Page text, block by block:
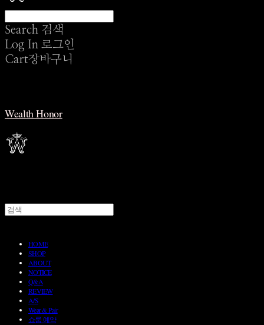
Search 검색
Log In 로그인
Cart장바구니
Wealth Honor
HOME
SHOP
ABOUT
NOTICE
Q&A
REVIEW
A/S
Wear & Pair
쇼룸 예약